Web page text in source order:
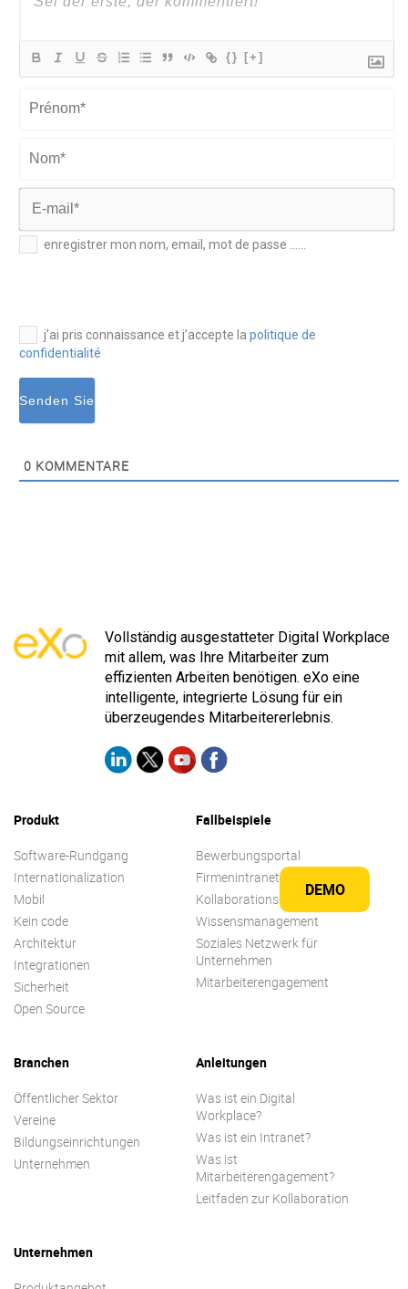
DEMO
{} [+]
Nom*
E-
mail*
enregistrer mon nom, email, mot de passe ......
j’ai pris connaissance et j’accepte la politique de
confidentialité
0 KOMMENTARE
Vollständig ausgestatteter Digital Workplace
mit allem, was Ihre Mitarbeiter zum
effizienten Arbeiten benötigen. eXo eine
intelligente, integrierte Lösung für ein
überzeugendes Mitarbeitererlebnis.
Produkt
Software-Rundgang
Internationalization
Mobil
Kein code
Architektur
Integrationen
Sicherheit
Open Source
Fallbeispiele
Bewerbungsportal
Firmenintranet
Kollaborations-plattform
Wissensmanagement
Soziales Netzwerk für
Unternehmen
Mitarbeiterengagement
Branchen
Öffentlicher Sektor
Vereine
Bildungseinrichtungen
Unternehmen
Anleitungen
Was ist ein Digital
Workplace?
Was ist ein Intranet?
Was ist
Mitarbeiterengagement?
Leitfaden zur Kollaboration
Unternehmen